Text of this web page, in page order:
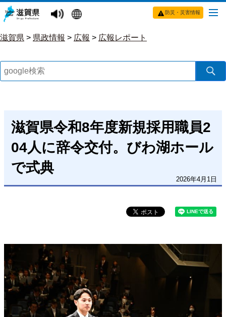
防災・災害情報
滋賀県 > 県政情報 > 広報 > 広報レポート
滋賀県令和8年度新規採用職員2
04人に辞令交付。びわ湖ホール
で式典
2026年4月1日